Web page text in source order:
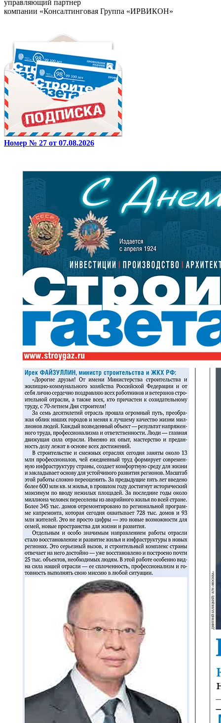
управляющий партнер
компании «Консалтинговая Группа «ИРВИКОН»
Номер № 27 от 07.08.2026